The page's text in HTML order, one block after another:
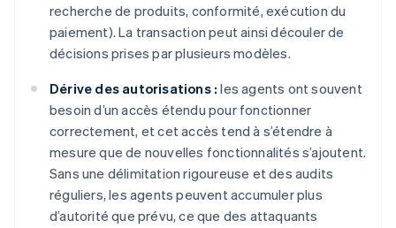
recherche de produits, conformité, exécution du
paiement). La transaction peut ainsi découler de
décisions prises par plusieurs modèles.
Dérive des autorisations : les agents ont souvent
besoin d’un accès étendu pour fonctionner
correctement, et cet accès tend à s’étendre à
mesure que de nouvelles fonctionnalités s’ajoutent.
Sans une délimitation rigoureuse et des audits
réguliers, les agents peuvent accumuler plus
d’autorité que prévu, ce que des attaquants